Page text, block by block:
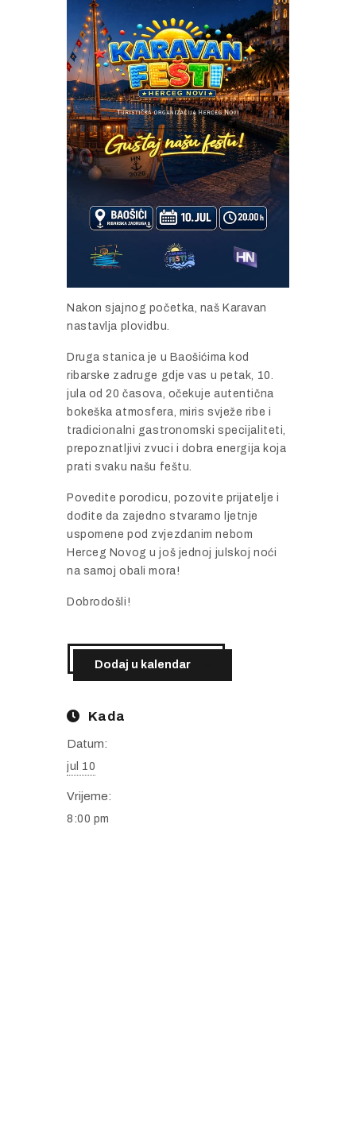
Nakon sjajnog početka, naš Karavan
nastavlja plovidbu.
Druga stanica je u Baošićima kod
ribarske zadruge gdje vas u petak, 10.
jula od 20 časova, očekuje autentična
bokeška atmosfera, miris svježe ribe i
tradicionalni gastronomski specijaliteti,
prepoznatljivi zvuci i dobra energija koja
prati svaku našu feštu.
Povedite porodicu, pozovite prijatelje i
dođite da zajedno stvaramo ljetnje
uspomene pod zvjezdanim nebom
Herceg Novog u još jednoj julskoj noći
na samoj obali mora!
Dobrodošli!
Dodaj u kalendar
Kada
Datum:
jul 10
Vrijeme:
8:00 pm